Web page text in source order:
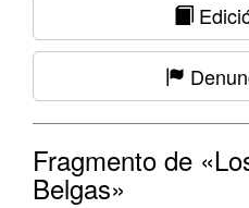
Fragmento de
Belgas»